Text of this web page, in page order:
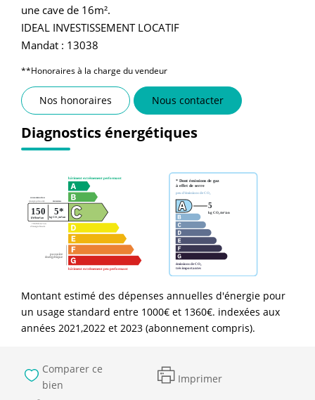
une cave de 16m².
IDEAL INVESTISSEMENT LOCATIF
Mandat : 13038
**Honoraires à la charge du vendeur
Nos honoraires Nous contacter
Diagnostics énergétiques
Montant estimé des dépenses annuelles d'énergie pour
un usage standard entre 1000€ et 1360€. indexées aux
années 2021,2022 et 2023 (abonnement compris).
Comparer ce
bien
Imprimer